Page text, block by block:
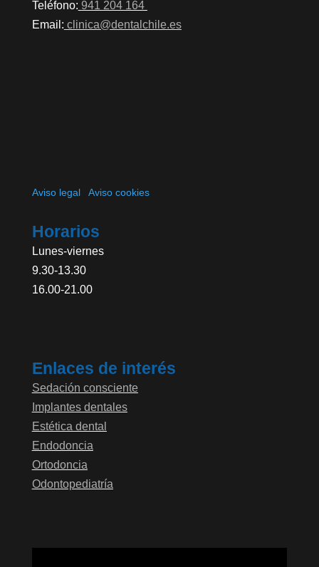
Teléfono: 941 204 164
Email: clinica@dentalchile.es
Aviso legal Aviso cookies
Horarios
Lunes-viernes
9.30-13.30
16.00-21.00
Enlaces de interés
Sedación consciente
Implantes dentales
Estética dental
Endodoncia
Ortodoncia
Odontopediatría